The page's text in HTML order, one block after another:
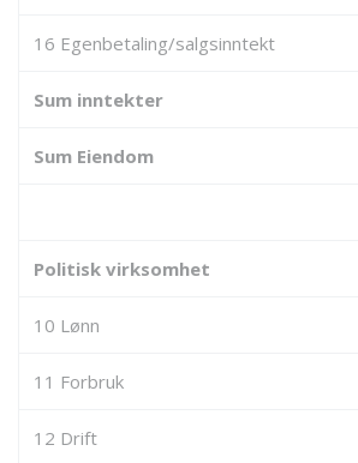
16 Egenbetaling/salgsinntekt
Sum inntekter
Sum Eiendom
Politisk virksomhet
10 Lønn
11 Forbruk
12 Drift